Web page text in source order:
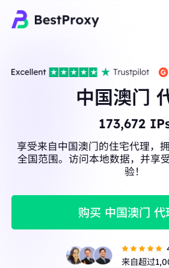
中国澳门
173,672
享受来自中国澳门的住宅代理，
全国范围。访问本地数据，并享
验！
购买 中国澳门 代
来自超过